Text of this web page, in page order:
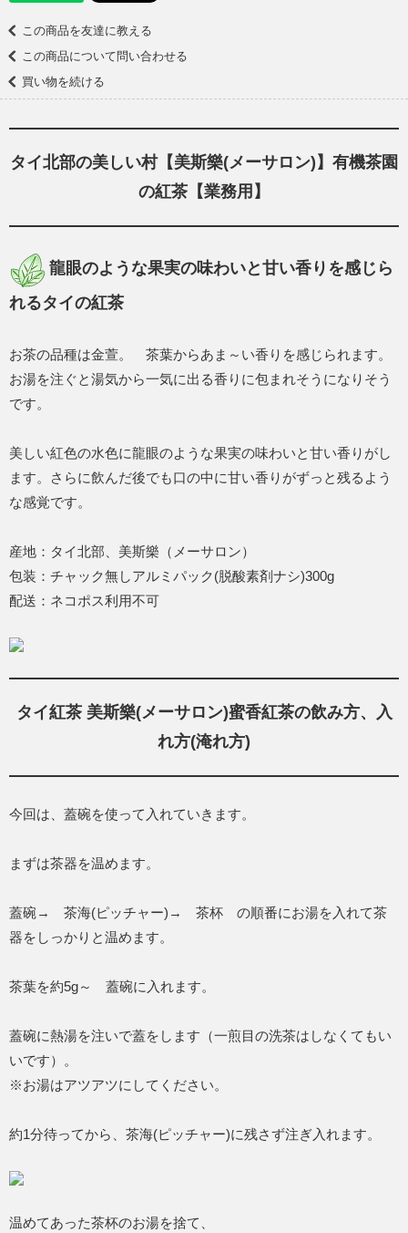
この商品を友達に教える
この商品について問い合わせる
買い物を続ける
タイ北部の美しい村【美斯樂(メーサロン)】有機茶園
の紅茶【業務用】
龍眼のような果実の味わいと甘い香りを感じら
れるタイの紅茶
お茶の品種は金萱。 茶葉からあま～い香りを感じられます。
お湯を注ぐと湯気から一気に出る香りに包まれそうになりそう
です。
美しい紅色の水色に龍眼のような果実の味わいと甘い香りがし
ます。さらに飲んだ後でも口の中に甘い香りがずっと残るよう
な感覚です。
産地：タイ北部、美斯樂（メーサロン）
包装：チャック無しアルミパック(脱酸素剤ナシ)300g
配送：ネコポス利用不可
タイ紅茶 美斯樂(メーサロン)蜜香紅茶の飲み方、入
れ方(淹れ方)
今回は、蓋碗を使って入れていきます。
まずは茶器を温めます。
蓋碗→ 茶海(ピッチャー)→ 茶杯 の順番にお湯を入れて茶
器をしっかりと温めます。
茶葉を約5g～ 蓋碗に入れます。
蓋碗に熱湯を注いで蓋をします（一煎目の洗茶はしなくてもい
いです）。
※お湯はアツアツにしてください。
約1分待ってから、茶海(ピッチャー)に残さず注ぎ入れます。
温めてあった茶杯のお湯を捨て、